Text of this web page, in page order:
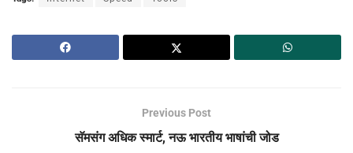
Previous Post
सॅमसंग अधिक स्मार्ट, नऊ भारतीय भाषांची जोड